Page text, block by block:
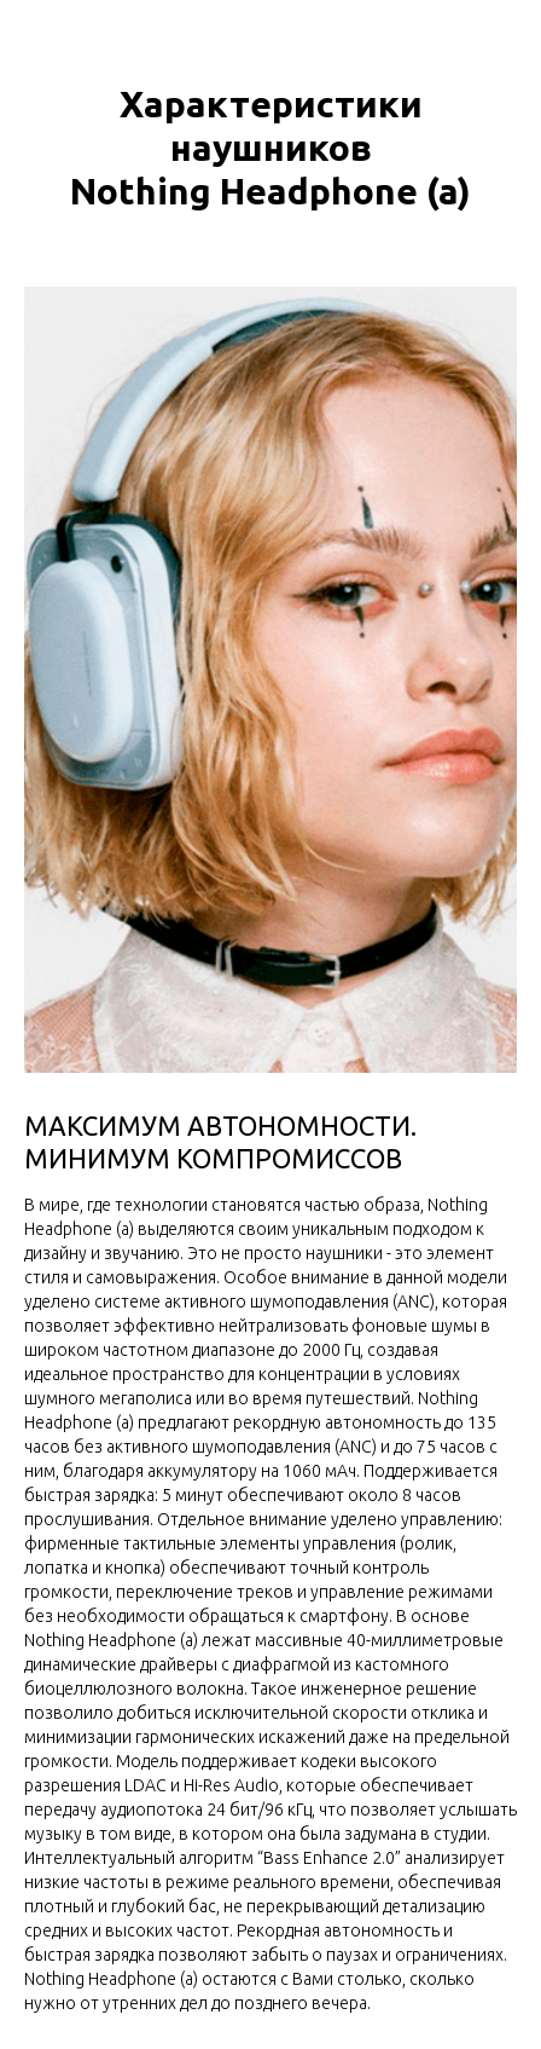
Характеристики
наушников
Nothing Headphone (a)
МАКСИМУМ АВТОНОМНОСТИ.
МИНИМУМ КОМПРОМИССОВ
В мире, где технологии становятся частью образа, Nothing
Headphone (a) выделяются своим уникальным подходом к
дизайну и звучанию. Это не просто наушники - это элемент
стиля и самовыражения. Особое внимание в данной модели
уделено системе активного шумоподавления (ANC), которая
позволяет эффективно нейтрализовать фоновые шумы в
широком частотном диапазоне до 2000 Гц, создавая
идеальное пространство для концентрации в условиях
шумного мегаполиса или во время путешествий. Nothing
Headphone (a) предлагают рекордную автономность до 135
часов без активного шумоподавления (ANC) и до 75 часов с
ним, благодаря аккумулятору на 1060 мАч. Поддерживается
быстрая зарядка: 5 минут обеспечивают около 8 часов
прослушивания. Отдельное внимание уделено управлению:
фирменные тактильные элементы управления (ролик,
лопатка и кнопка) обеспечивают точный контроль
громкости, переключение треков и управление режимами
без необходимости обращаться к смартфону. В основе
Nothing Headphone (a) лежат массивные 40-миллиметровые
динамические драйверы с диафрагмой из кастомного
биоцеллюлозного волокна. Такое инженерное решение
позволило добиться исключительной скорости отклика и
минимизации гармонических искажений даже на предельной
громкости. Модель поддерживает кодеки высокого
разрешения LDAC и Hi-Res Audio, которые обеспечивает
передачу аудиопотока 24 бит/96 кГц, что позволяет услышать
музыку в том виде, в котором она была задумана в студии.
Интеллектуальный алгоритм “Bass Enhance 2.0” анализирует
низкие частоты в режиме реального времени, обеспечивая
плотный и глубокий бас, не перекрывающий детализацию
средних и высоких частот. Рекордная автономность и
быстрая зарядка позволяют забыть о паузах и ограничениях.
Nothing Headphone (a) остаются с Вами столько, сколько
нужно от утренних дел до позднего вечера.